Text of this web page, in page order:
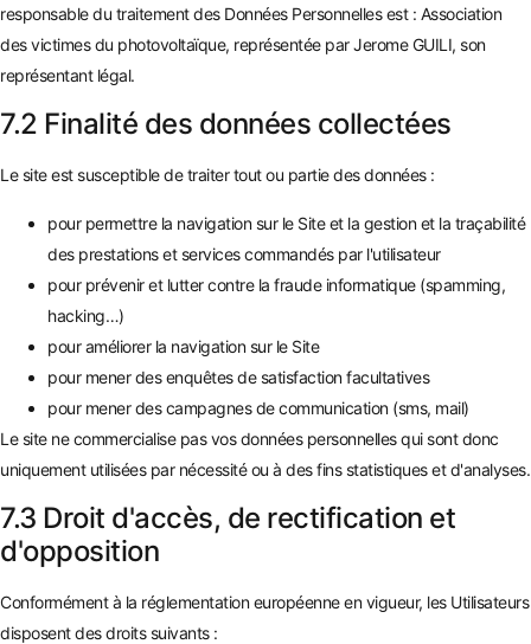
responsable du traitement des Données Personnelles est : Association
des victimes du photovoltaïque, représentée par Jerome GUILI, son
représentant légal.
7.2 Finalité des données collectées
Le site est susceptible de traiter tout ou partie des données :
pour permettre la navigation sur le Site et la gestion et la traçabilité
des prestations et services commandés par l'utilisateur
pour prévenir et lutter contre la fraude informatique (spamming,
hacking…)
pour améliorer la navigation sur le Site
pour mener des enquêtes de satisfaction facultatives
pour mener des campagnes de communication (sms, mail)
Le site ne commercialise pas vos données personnelles qui sont donc
uniquement utilisées par nécessité ou à des fins statistiques et d'analyses.
7.3 Droit d'accès, de rectification et
d'opposition
Conformément à la réglementation européenne en vigueur, les Utilisateurs
disposent des droits suivants :